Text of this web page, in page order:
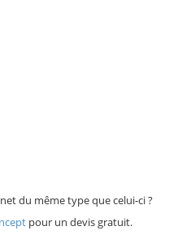
du même type que celui-ci ?
pour un devis gratuit.